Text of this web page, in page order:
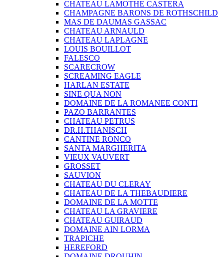
CHATEAU LAMOTHE CASTERA
CHAMPAGNE BARONS DE ROTHSCHILD
MAS DE DAUMAS GASSAC
CHATEAU ARNAULD
CHATEAU LAPLAGNE
LOUIS BOUILLOT
FALESCO
SCARECROW
SCREAMING EAGLE
HARLAN ESTATE
SINE QUA NON
DOMAINE DE LA ROMANEE CONTI
PAZO BARRANTES
CHATEAU PETRUS
DR.H.THANISCH
CANTINE RONCO
SANTA MARGHERITA
VIEUX VAUVERT
GROSSET
SAUVION
CHATEAU DU CLERAY
CHATEAU DE LA THEBAUDIERE
DOMAINE DE LA MOTTE
CHATEAU LA GRAVIERE
CHATEAU GUIRAUD
DOMAINE AIN LORMA
TRAPICHE
HEREFORD